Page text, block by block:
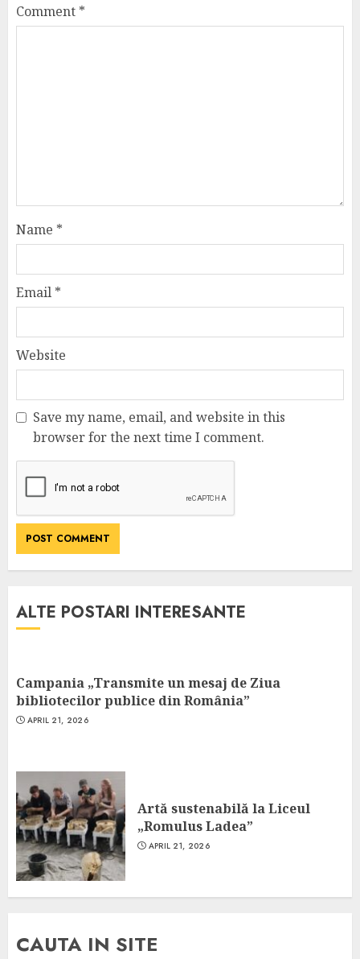
Comment *
Name *
Email *
Website
Save my name, email, and website in this
browser for the next time I comment.
ALTE POSTARI INTERESANTE
Campania „Transmite un mesaj de Ziua
bibliotecilor publice din România”
APRIL 21, 2026
Artă sustenabilă la Liceul
„Romulus Ladea”
APRIL 21, 2026
CAUTA IN SITE